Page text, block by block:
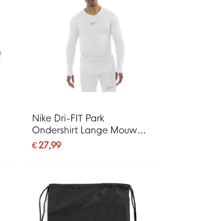
Nike Dri-FIT Park
Ondershirt Lange Mouwen
Wit Grijs
€ 27,99